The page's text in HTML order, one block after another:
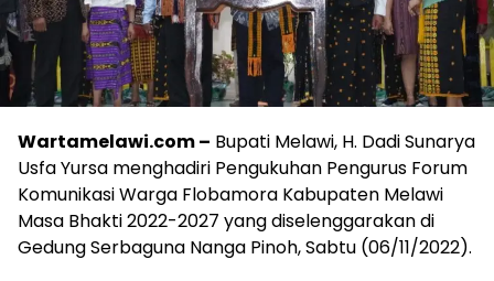
Wartamelawi.com – Bupati Melawi, H. Dadi Sunarya
Usfa Yursa menghadiri Pengukuhan Pengurus Forum
Komunikasi Warga Flobamora Kabupaten Melawi
Masa Bhakti 2022-2027 yang diselenggarakan di
Gedung Serbaguna Nanga Pinoh, Sabtu (06/11/2022).